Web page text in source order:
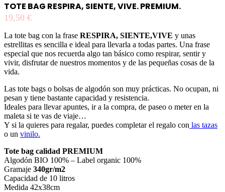
TOTE BAG RESPIRA, SIENTE, VIVE. PREMIUM.
19,50 €
La tote bag con la frase RESPIRA, SIENTE,VIVE y unas
estrellitas es sencilla e ideal para llevarla a todas partes. Una frase
especial que nos recuerda algo tan básico como respirar, sentir y
vivir, disfrutar de nuestros momentos y de las pequeñas cosas de la
vida.
Las tote bags o bolsas de algodón son muy prácticas. No ocupan, ni
pesan y tiene bastante capacidad y resistencia.
Ideales para llevar apuntes, ir a la compra, de paseo o meter en la
maleta si te vas de viaje…
Y si la quieres para regalar, puedes completar el regalo con las tazas
o un vinilo.
Tote bag calidad PREMIUM
Algodón BIO 100% – Label organic 100%
Gramaje 340gr/m2
Capacidad de 10 litros
Medida 42x38cm